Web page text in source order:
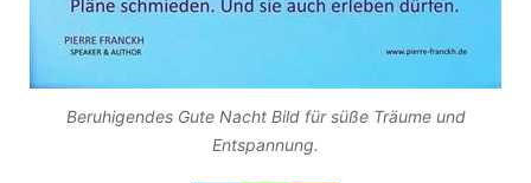
Beruhigendes Gute Nacht Bild für süße Träume und
Entspannung.